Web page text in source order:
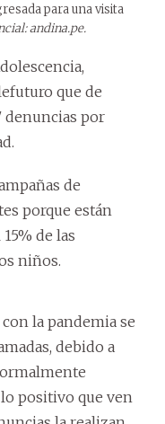
para una visita
andina.pe.
que de
denuncias por
de
porque están
de las
niños.
la pandemia se
debido a
positivo que ven